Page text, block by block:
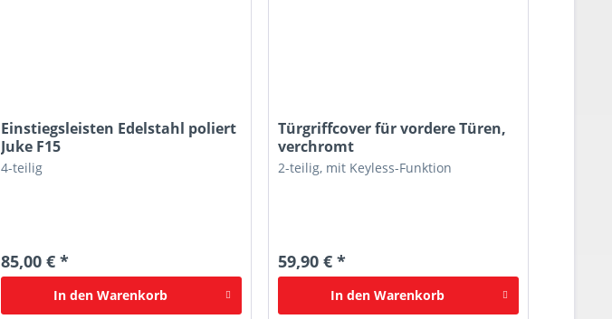
Einstiegsleisten Edelstahl poliert
Juke F15
4-teilig
85,00 € *
In den Warenkorb
Türgriffcover für vordere Türen,
verchromt
2-teilig, mit Keyless-Funktion
59,90 € *
In den Warenkorb